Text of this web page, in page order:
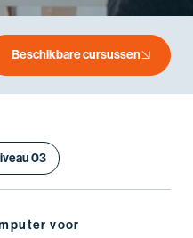
Beschikbare cursussen
03
voor